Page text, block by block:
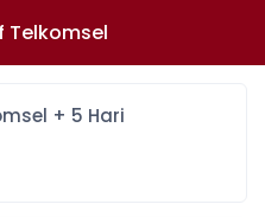
Telkomsel
+ 5 Hari